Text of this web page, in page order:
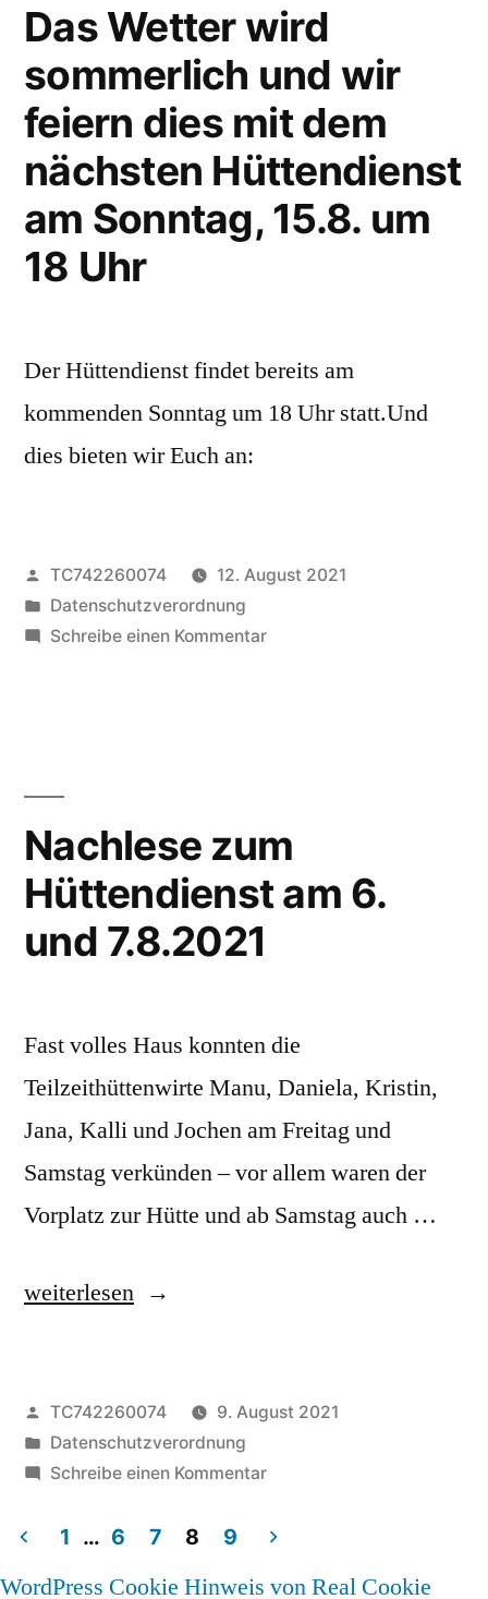
Das Wetter wird
sommerlich und wir
feiern dies mit dem
nächsten Hüttendienst
am Sonntag, 15.8. um
18 Uhr
Der Hüttendienst findet bereits am
kommenden Sonntag um 18 Uhr statt.Und
dies bieten wir Euch an:
Veröffentlicht
von
TC742260074
12. August 2021
Veröffentlicht
unter
Datenschutzverordnung
Schreibe einen Kommentarzu
feiern
dies
mit
15.8.
um
Uhr
Nachlese zum
Hüttendienst am 6.
und 7.8.2021
Fast volles Haus konnten die
Teilzeithüttenwirte Manu, Daniela, Kristin,
Jana, Kalli und Jochen am Freitag und
Samstag verkünden – vor allem waren der
Vorplatz zur Hütte und ab Samstag auch …
„Nachlese
am
6.
7.8.2021“
weiterlesen
Veröffentlicht
von
TC742260074
9. August 2021
Veröffentlicht
unter
Datenschutzverordnung
Schreibe einen Kommentarzu
zum
am
Seitennummerierung
1 … 6 7 8 9
WordPress Cookie Hinweis von Real Cookie